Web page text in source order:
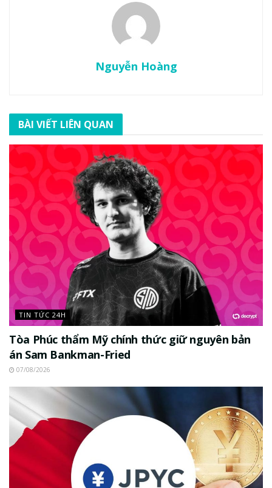
Nguyễn Hoàng
BÀI VIẾT LIÊN QUAN
TIN TỨC 24H
Tòa Phúc thẩm Mỹ chính thức giữ nguyên bản
án Sam Bankman-Fried
07/08/2026